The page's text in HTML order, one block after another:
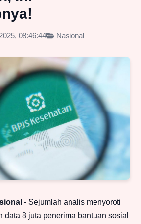
08:46:44 Nasional
- Sejumlah analis menyoroti
data 8 juta penerima bantuan sosial